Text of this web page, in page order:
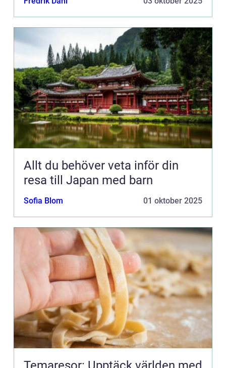
Allt du behöver veta inför din
resa till Japan med barn
Sofia Blom 01 oktober 2025